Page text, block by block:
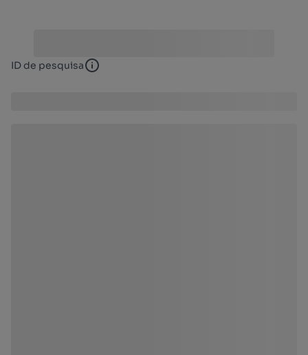
ID de pesquisa ID de pesquisa